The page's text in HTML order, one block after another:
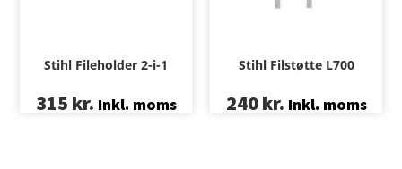
Stihl Fileholder 2-i-1
315 kr. Inkl. moms
Stihl Filstøtte L700
240kr. Inkl. moms